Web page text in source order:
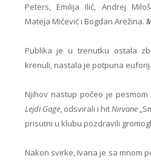
Peters, Emilija Ilić, Andrej
Mateja Mićević i Bogdan Arežina.
Publika je u trenutku ostala
krenuli, nastala je potpuna
Njihov nastup počeo je pesmom
Lejdi Gage, odsvirali i hitNirvane
prisutni u klubu pozdravili
Nakon svirke, Ivana je sa mnom